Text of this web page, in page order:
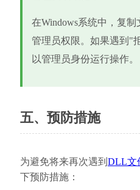
在Windows系统中，复
管理员权限。如果遇到"
以管理员身份运行操作。
五、预防措施
为避免将来再次遇到 DLL文
下预防措施：